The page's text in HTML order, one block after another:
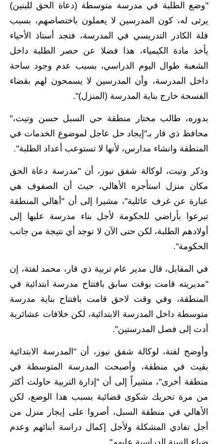
المرحلة الاعدادية
ملازم دراسية
المرحلة الابتدائية
المرحلة المتوسطة
المرحلة الاعدادية
دروس
المرحلة الابتدائية
المرحلة المتوسطة
المرحلة الاعدادية
مواضيع انشاء
المرحلة الابتدائية
المرحلة الاعدادية
الجامعات
استمارة القبول المركزي
نتائج القبول المركزي
الطقس
العطل
"وضع الطلبة في مدرسة متوسطة (دعاة الحق للبنين)
يرثى له، كون المدرسين لا يعملون باختصاصهم، بسبب
قلة الكادر التدريسي في المدرسة، فتجد أستاذ الأحياء
يأخذ مادة الكيمياء، هذا فضلا عن حصر الطلبة داخل
الشعبة طوال اليوم الدراسي، بسبب عدم وجود ساحة
داخل المدرسة، وأن المدرسين لا يسمحون لهم بقضاء
الفسحة خارج بناية المدرسة (المنزل)".
بدوره، طالب مختار منطقة حي السبل حسن وتيت،"
محافظ ذي قار بـ"إيجاد حل عاجل لموضوع الخدمات في
المنطقة وانشاء مدارس، لأنها لا تستوعب أعداد الطلبة".
وذكر وتيت، لوكالة شفق نيوز، أن "مدرسة دعاة الحق
مكان منزل استأجره الأهالي، حيث أن الصفوف هي
عبارة عن غرف عائلية"، مشيرا إلى أن "أهالي المنطقة
تبرعوا بأراضي للحكومة لأجل بناء مدرسة عليها إلى
أولادهم الطلبة، لكن حتى الآن لا توجد أي نتيجة من جانب
الحكومة".
في المقابل، قال مدير عام تربية ذي قار، محمد لفتة، إن
"مديريته قامت بوقت سابق بافتتاح مدرسة ابتدائية في
المنطقة، وفي وقت لاحق قامت بافتتاح بناية مدرسة
متوسطة داخل المدرسة الابتدائية، لكن خلافات عشائرية
أدت إلى فصل المدرستين".
وأوضح لفتة، لوكالة شفق نيوز، أن "المدرسة الابتدائية
بقيت في منطقة، وأصبحت المدرسة المتوسطة في
منطقة أخرى"، مشيراً إلى أن "إدارة التربية حاولت أكثر
من مرة تحريك شكوى قضائية بسبب هذا الوضع، لكن
الأهالي في منطقة السبل، أصروا على إيجار منزل من
أجل تفادي المشكلة ولأجل إكمال دراسة أبنائهم وعدم